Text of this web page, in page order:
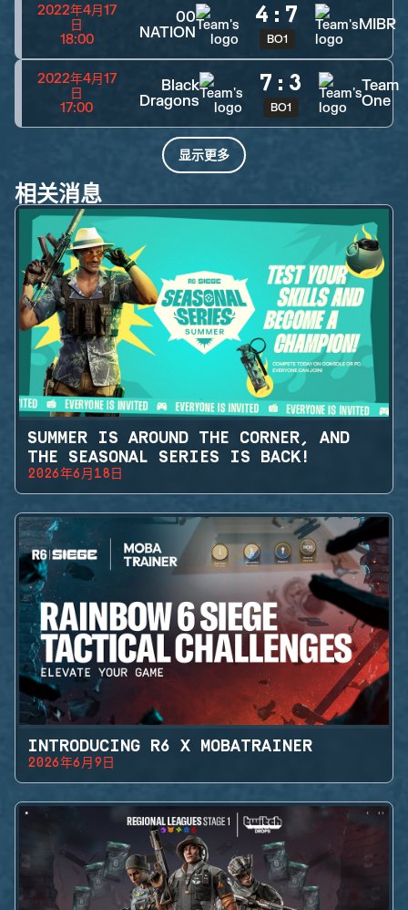
2022年4月17
日
18:00
00
NATION
4 : 7
BO1
MIBR
2022年4月17
日
17:00
Black
Dragons
7 : 3
BO1
Team
One
显示更多
相关消息
SUMMER IS AROUND THE CORNER, AND
THE SEASONAL SERIES IS BACK!
2026年6月18日
INTRODUCING R6 X MOBATRAINER
2026年6月9日